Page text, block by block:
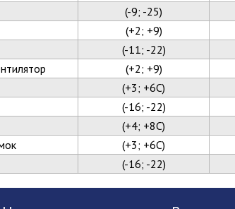
(-9; -25)
(+2; +9)
(-11; -22)
(+2; +9)
(+3; +6С)
(-16; -22)
(+4; +8С)
(+3; +6С)
(-16; -22)